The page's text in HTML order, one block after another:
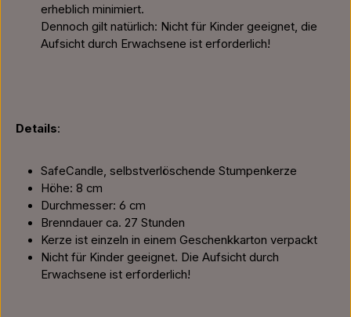
erheblich minimiert.
Dennoch gilt natürlich: Nicht für Kinder geeignet, die
Aufsicht durch Erwachsene ist erforderlich!
Details:
SafeCandle, selbstverlöschende Stumpenkerze
Höhe: 8 cm
Durchmesser: 6 cm
Brenndauer ca. 27 Stunden
Kerze ist einzeln in einem Geschenkkarton verpackt
Nicht für Kinder geeignet. Die Aufsicht durch
Erwachsene ist erforderlich!